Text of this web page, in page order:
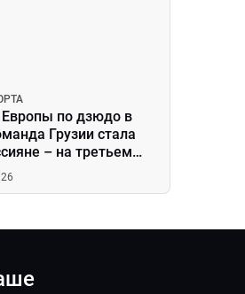
по дзюдо в
Грузии стала
– на третьем